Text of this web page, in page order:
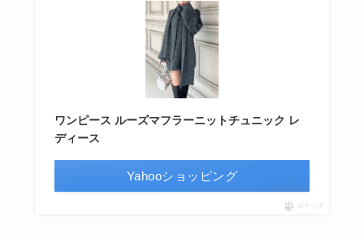
ワンピース ルーズマフラーニットチュニック レ
ディース
Yahooショッピング
ポチップ